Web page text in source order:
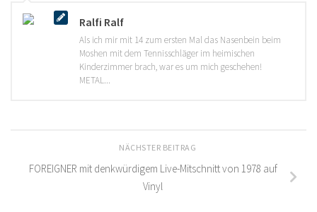
Ralfi Ralf
Als ich mir mit 14 zum ersten Mal das Nasenbein beim
Moshen mit dem Tennisschläger im heimischen
Kinderzimmer brach, war es um mich geschehen!
METAL...
NÄCHSTER BEITRAG
FOREIGNER mit denkwürdigem Live-Mitschnitt von 1978 auf
Vinyl